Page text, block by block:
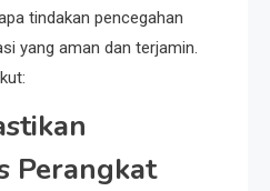
tindakan pencegahan
yang aman dan terjamin.
Perangkat